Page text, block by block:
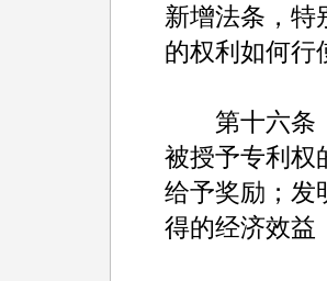
新增法条，特
的权利如何行
第十六条
被授予专利权
给予奖励；发
得的经济效益